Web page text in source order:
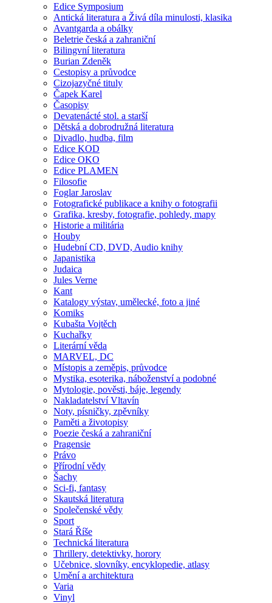
Edice Symposium
Antická literatura a Živá díla minulosti, klasika
Avantgarda a obálky
Beletrie česká a zahraniční
Bilingvní literatura
Burian Zdeněk
Cestopisy a průvodce
Cizojazyčné tituly
Čapek Karel
Časopisy
Devatenácté stol. a starší
Dětská a dobrodružná literatura
Divadlo, hudba, film
Edice KOD
Edice OKO
Edice PLAMEN
Filosofie
Foglar Jaroslav
Fotografické publikace a knihy o fotografii
Grafika, kresby, fotografie, pohledy, mapy
Historie a militária
Houby
Hudební CD, DVD, Audio knihy
Japanistika
Judaica
Jules Verne
Kant
Katalogy výstav, umělecké, foto a jiné
Komiks
Kubašta Vojtěch
Kuchařky
Literární věda
MARVEL, DC
Místopis a zeměpis, průvodce
Mystika, esoterika, náboženství a podobné
Mytologie, pověsti, báje, legendy
Nakladatelství Vltavín
Noty, písničky, zpěvníky
Paměti a životopisy
Poezie česká a zahraniční
Pragensie
Právo
Přírodní vědy
Šachy
Sci-fi, fantasy
Skautská literatura
Společenské vědy
Sport
Stará Říše
Technická literatura
Thrillery, detektivky, horory
Učebnice, slovníky, encyklopedie, atlasy
Umění a architektura
Varia
Vinyl